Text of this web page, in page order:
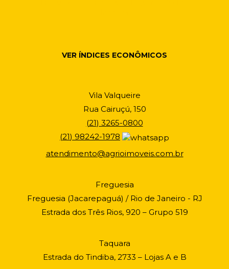
VER ÍNDICES ECONÔMICOS
Vila Valqueire
Rua Cairuçú, 150
(21) 3265-0800
(21) 98242-1978
atendimento@agrioimoveis.com.br
Freguesia
Freguesia (Jacarepaguá) / Rio de Janeiro - RJ
Estrada dos Três Rios, 920 – Grupo 519
Taquara
Estrada do Tindiba, 2733 – Lojas A e B